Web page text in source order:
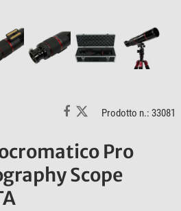
Prodotto n.: 33081
Pro
Scope